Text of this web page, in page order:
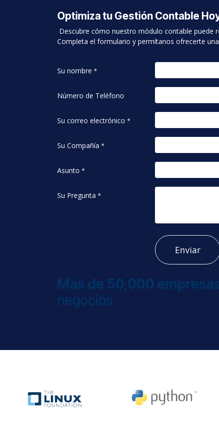
Optimiza tu Gestión Contable
Descubre cómo nuestro módulo contable puede
Completa el formulario y permítanos ofrecerte
Su nombre *
Número de Teléfono
Su correo electrónico *
Su Compañía *
Asunto *
Su Pregunta *
Enviar
Más de 50,000
negocios